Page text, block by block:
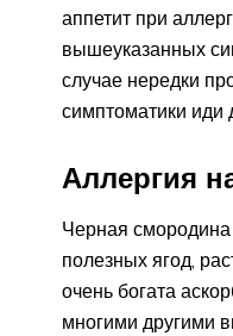
аппетит при
вышеуказанных
случае нередки
симптоматики иди
Аллергия
Черная смородина
полезных ягод,
очень богата
многими другими